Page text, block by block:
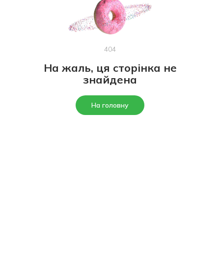
404
На жаль, ця сторінка не
знайдена
На головну